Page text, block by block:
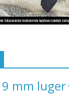
9 mm luger